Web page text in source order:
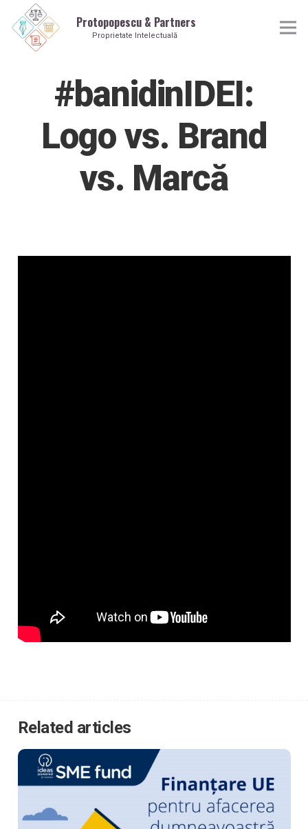
Protopopescu & Partners
Proprietate Intelectuală
#banidinIDEI:
Logo vs. Brand
vs. Marcă
Related articles